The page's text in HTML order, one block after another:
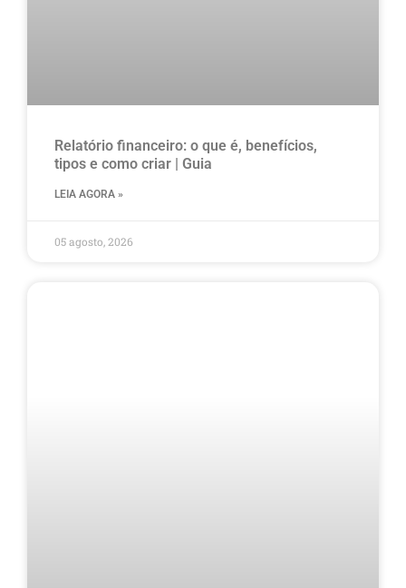
Relatório financeiro: o que é, benefícios,
tipos e como criar | Guia
LEIA AGORA »
05 agosto, 2026